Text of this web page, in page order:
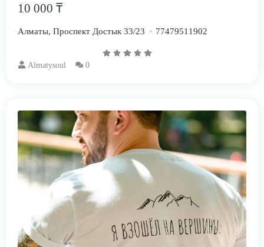
10 000 ₸
Алматы, Проспект Достык 33/23 77479511902
Almatysoul 0